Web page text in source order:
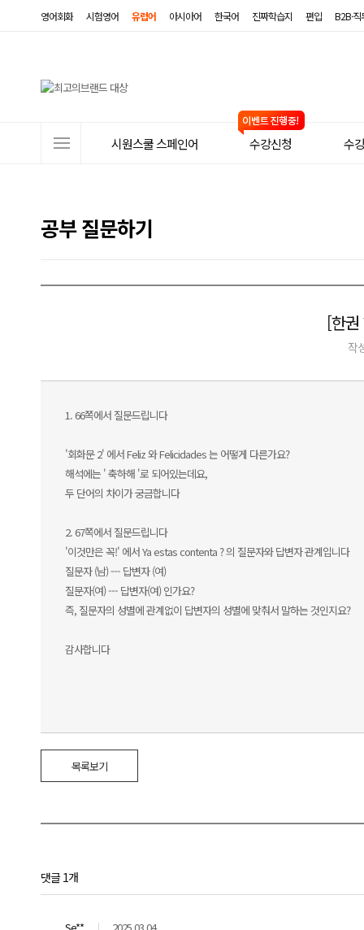
영어회화 시험영어 유럽어 아시아어 한국어 진짜학습지 편입 B2B·
뉴
시원스쿨 스페인어 수강신청 수
공부 질문하기
[한
작
1. 66쪽에서 질문드립니다
'회화문 2' 에서 Feliz 와 Felicidades 는 어떻게 다른가요?
해석에는 ' 축하해 '로 되어있는데요,
두 단어의 차이가 궁금합니다
2. 67쪽에서 질문드립니다
'이것만은 꼭!' 에서 Ya estas contenta ? 의 질문자와 답변자 관계입니다
질문자 (남) --- 답변자 (여)
질문자(여) --- 답변자(여) 인가요?
즉, 질문자의 성별에 관계없이 답변자의 성별에 맞춰서 말하는 것인지요?
감사합니다
목록보기
댓글 1개